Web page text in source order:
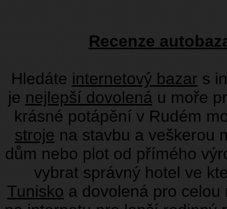
Recenze
Hledáte internetový bazar s
je nejlepší dovolenáu moře
krásné potápění v Rudém
stroje na stavbu a veškerou
dům nebo plot od přímého
vybrat správný hotel ve
Tunisko a dovolená pro